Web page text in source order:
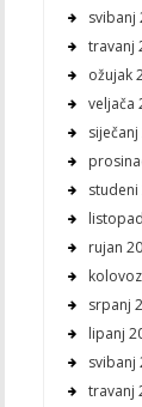
svibanj
travanj
ožujak
veljača
studeni
rujan
srpanj
lipanj
svibanj
travanj